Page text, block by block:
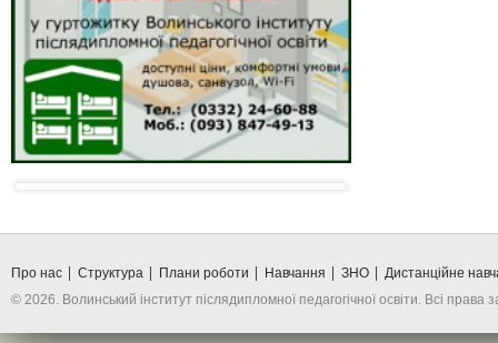
Про нас Структура Плани роботи Навчання ЗНО
Дистанційне
© 2026. Волинський інститут післядипломної педагогічної освіти. Всі права